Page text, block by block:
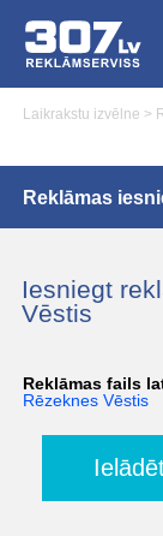
Laikrakstu izvēlne >
Reklāmas
Iesniegt
Vēstis
Reklāmas fails
Rēzeknes Vēstis